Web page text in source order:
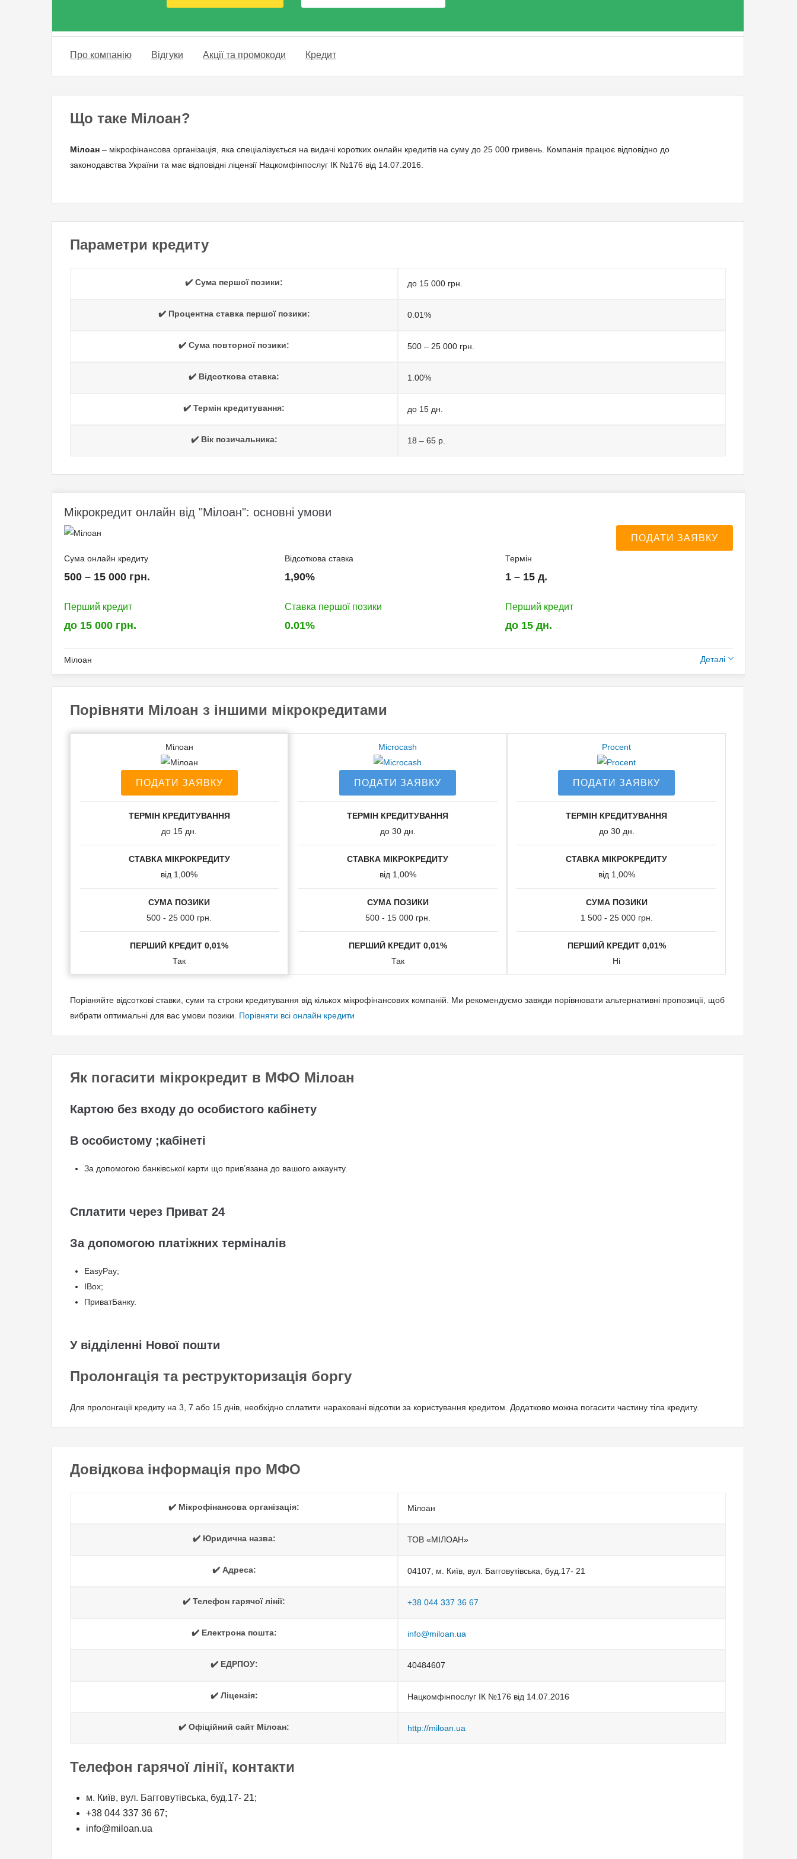
Про компанію Відгуки Акції та промокоди Кредит
Що таке Мілоан?
Мілоан – мікрофінансова організація, яка спеціалізується на видачі коротких онлайн кредитів на суму до 25 000 гривень. Компанія працює відповідно до
законодавства України та має відповідні ліцензії Нацкомфінпослуг ІК №176 від 14.07.2016.
Параметри кредиту
✔️ Сума першої позики: до 15 000 грн.
✔️ Процентна ставка першої позики: 0.01%
✔️ Сума повторної позики: 500 – 25 000 грн.
✔️ Відсоткова ставка: 1.00%
✔️ Термін кредитування: до 15 дн.
✔️ Вік позичальника: 18 – 65 р.
Мікрокредит онлайн від "Мілоан": основні умови
ПОДАТИ ЗАЯВКУ
Сума онлайн кредиту
500 – 15 000 грн.
Відсоткова ставка
1,90%
Термін
1 – 15 д.
Перший кредит
до 15 000 грн.
Ставка першої позики
0.01%
Перший кредит
до 15 дн.
Мілоан Деталі
Необхідні документи:
Ідентифікаційний код (ІПН)
Паспорт громадянина України
Вік позичальника:
Отримання коштів:
На банківську картку
Час прийняття рішення:
Кредитна історія:
Пролонгація позики:
Можлива прологація
Кому можуть дати гроші:
Офіційно працюючим
Студентам
Для мам в декреті
Пенсіонерам
Онлайн через Приват24
Особистий кабінет МФО через платіжні системи онлайн
Термінал ПриватБанку
Термінал самообслуговування
Порівняти Мілоан з іншими мікрокредитами
Мілоан
ПОДАТИ ЗАЯВКУ
ТЕРМІН КРЕДИТУВАННЯ
до 15 дн.
СТАВКА МІКРОКРЕДИТУ
від 1,00%
СУМА ПОЗИКИ
500 - 25 000 грн.
ПЕРШИЙ КРЕДИТ 0,01%
Так
Microcash
ПОДАТИ ЗАЯВКУ
ТЕРМІН КРЕДИТУВАННЯ
до 30 дн.
СТАВКА МІКРОКРЕДИТУ
від 1,00%
СУМА ПОЗИКИ
500 - 15 000 грн.
ПЕРШИЙ КРЕДИТ 0,01%
Так
Procent
ПОДАТИ ЗАЯВКУ
ТЕРМІН КРЕДИТУВАННЯ
до 30 дн.
СТАВКА МІКРОКРЕДИТУ
від 1,00%
СУМА ПОЗИКИ
1 500 - 25 000 грн.
ПЕРШИЙ КРЕДИТ 0,01%
Ні
Порівняйте відсоткові ставки, суми та строки кредитування від кількох мікрофінансових компаній. Ми рекомендуємо завжди порівнювати альтернативні пропозиції, щоб
вибрати оптимальні для вас умови позики. Порівняти всі онлайн кредити
Як погасити мікрокредит в МФО Мілоан
Картою без входу до особистого кабінету
В особистому ;кабінеті
За допомогою банківської карти що прив’язана до вашого аккаунту.
Сплатити через Приват 24
За допомогою платіжних терміналів
EasyPay;
IBox;
ПриватБанку.
У відділенні Нової пошти
Пролонгація та реструкторизація боргу
Для пролонгації кредиту на 3, 7 або 15 днів, необхідно сплатити нараховані відсотки за користування кредитом. Додатково можна погасити частину тіла кредиту.
Довідкова інформація про МФО
✔️ Мікрофінансова організація: Мілоан
✔️ Юридична назва: ТОВ «МІЛОАН»
✔️ Адреса: 04107, м. Київ, вул. Багговутівська, буд.17- 21
✔️ Телефон гарячої лінії: +38 044 337 36 67
✔️ Електрона пошта: info@miloan.ua
✔️ ЕДРПОУ: 40484607
✔️ Ліцензія: Нацкомфінпослуг ІК №176 від 14.07.2016
✔️ Офіційний сайт Мілоан: http://miloan.ua
Телефон гарячої лінії, контакти
м. Київ, вул. Багговутівська, буд.17- 21;
+38 044 337 36 67;
info@miloan.ua